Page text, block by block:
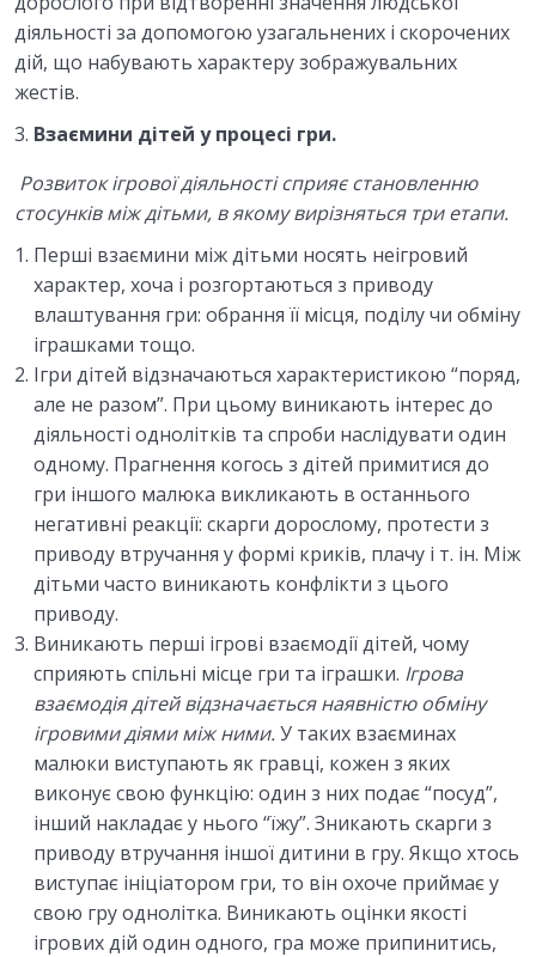
діяльності за допомогою узагальнених і скорочених
дій, що набувають характеру зображувальних
жестів.
Взаємини дітей у процесі гри.
Розвиток ігрової діяльності сприяє становленню
стосунків між дітьми, в якому вирізняться три етапи.
Перші взаємини між дітьми носять неігровий
характер, хоча і розгортаються з приводу
влаштування гри: обрання її місця, поділу чи обміну
іграшками тощо.
Ігри дітей відзначаються характеристикою “поряд,
але не разом”. При цьому виникають інтерес до
діяльності однолітків та спроби наслідувати один
одному. Прагнення когось з дітей примитися до
гри іншого малюка викликають в останнього
негативні реакції: скарги дорослому, протести з
приводу втручання у формі криків, плачу і т. ін. Між
дітьми часто виникають конфлікти з цього
приводу.
Виникають перші ігрові взаємодії дітей, чому
сприяють спільні місце гри та іграшки. Ігрова
взаємодія дітей відзначається наявністю обміну
ігровими діями між ними.У таких взаєминах
малюки виступають як гравці, кожен з яких
виконує свою функцію: один з них подає “посуд”,
інший накладає у нього “їжу”. Зникають скарги з
приводу втручання іншої дитини в гру. Якщо хтось
виступає ініціатором гри, то він охоче приймає у
свою гру однолітка. Виникають оцінки якості
ігрових дій один одного, гра може припинитись,